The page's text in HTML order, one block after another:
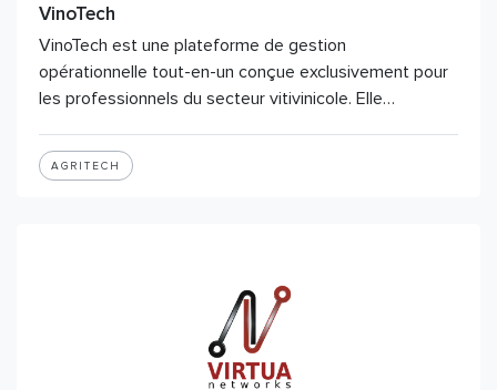
VinoTech
VinoTech est une plateforme de gestion
opérationnelle tout-en-un conçue exclusivement pour
les professionnels du secteur vitivinicole. Elle…
AGRITECH